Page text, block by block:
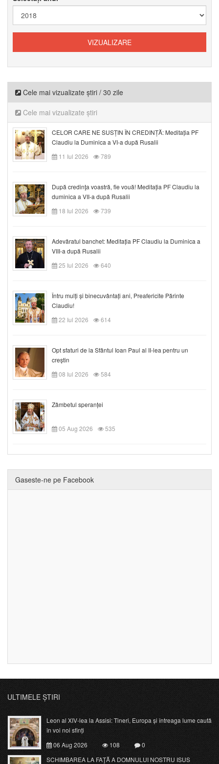
Cele mai vizualizate știri / 30 zile
Cele mai vizualizate știri
CELOR CARE NE SUSȚIN ÎN CREDINȚĂ: Meditația PF
Claudiu la Duminica a VI-a după Rusalii
11 Iul 2026
789
După credinţa voastră, fie vouă! Meditația PF Claudiu la
duminica a VII-a după Rusalii
18 Iul 2026
739
Adevăratul banchet: Meditația PF Claudiu la Duminica a
VIII-a după Rusalii
25 Iul 2026
640
Întru mulți și binecuvântați ani, Preafericite Părinte
Claudiu!
22 Iul 2026
614
Opt sfaturi de la Sfântul Ioan Paul al II-lea pentru un
creștin
08 Iul 2026
584
Zâmbetul speranței
05 Aug 2026 535
Gaseste-ne pe Facebook
ULTIMELE ȘTIRI
Leon al XIV-lea la Assisi: Tineri, Europa și întreaga lume caută
în voi noi sfinți
06 Aug 2026
108
0
SCHIMBAREA LA FAŢĂ A DOMNULUI NOSTRU ISUS